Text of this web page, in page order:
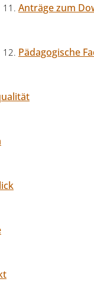
Anträge zum
Pädagogische